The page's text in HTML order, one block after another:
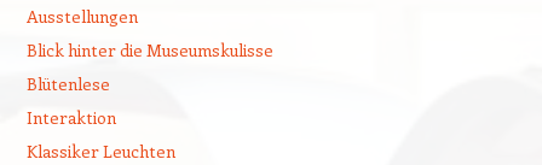
Ausstellungen
Blick hinter die Museumskulisse
Blütenlese
Interaktion
Klassiker Leuchten